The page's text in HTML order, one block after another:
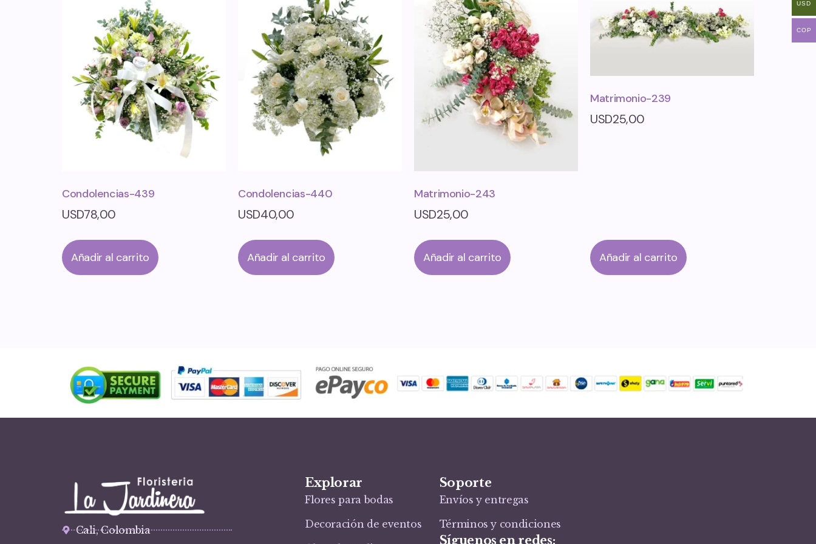
Condolencias-439
USD78,00
Añadir al carrito
Condolencias-440
USD40,00
Añadir al carrito
Matrimonio-243
USD25,00
Añadir al carrito
Matrimonio-239
USD25,00
Añadir al carrito
Cali, Colombia
Explorar
Flores para bodas
Decoración de eventos
Soporte
Envíos y entregas
Términos y condiciones
Síguenos en redes:
USD
COP